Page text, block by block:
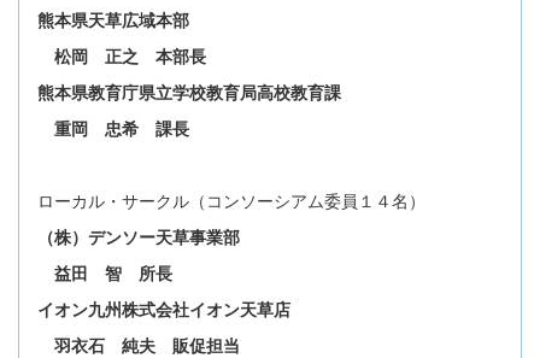
熊本県天草広域本部
松岡 正之 本部長
熊本県教育庁県立学校教育局高校教育課
重岡 忠希 課長
ローカル・サークル（コンソーシアム委員１４名）
（株）デンソー天草事業部
益田 智 所長
イオン九州株式会社イオン天草店
羽衣石 純夫 販促担当